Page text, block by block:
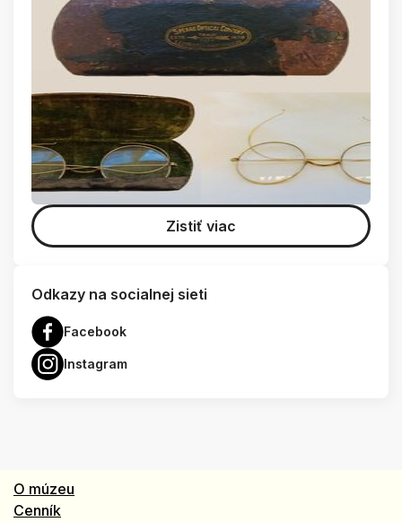
Zistiť viac
Odkazy na socialnej sieti
Facebook
Instagram
O múzeu
Cenník